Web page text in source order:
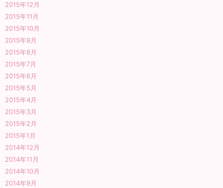
2015年12月
2015年11月
2015年10月
2015年9月
2015年8月
2015年7月
2015年6月
2015年5月
2015年4月
2015年3月
2015年2月
2015年1月
2014年12月
2014年11月
2014年10月
2014年9月